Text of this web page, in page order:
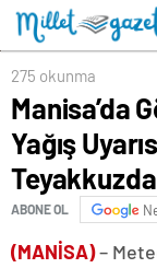
275 okunma
Manisa’da
Yağış
Teyakkuzda
ABONE OL
(MANİSA)–